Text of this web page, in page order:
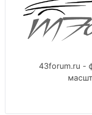
43forum.ru -